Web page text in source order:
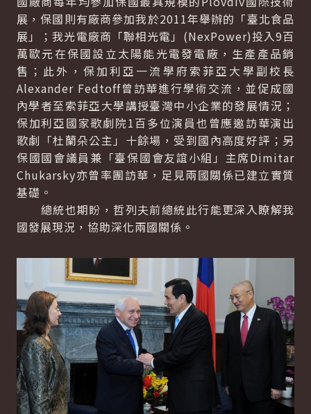
展，保國則有廠商參加我於2011年舉辦的「臺北食品
展」；我光電廠商「聯相光電」(NexPower)投入9百
萬歐元在保國設立太陽能光電發電廠，生產產品銷
售；此外，保加利亞一流學府索菲亞大學副校長
Alexander Fedtoff曾訪華進行學術交流，並促成國
內學者至索菲亞大學講授臺灣中小企業的發展情況；
保加利亞國家歌劇院1百多位演員也曾應邀訪華演出
歌劇「杜蘭朵公主」十餘場，受到國內高度好評；另
保國國會議員兼「臺保國會友誼小組」主席Dimitar
Chukarsky亦曾率團訪華，足見兩國關係已建立實質
基礎。
總統也期盼，哲列夫前總統此行能更深入瞭解我
國發展現況，協助深化兩國關係。